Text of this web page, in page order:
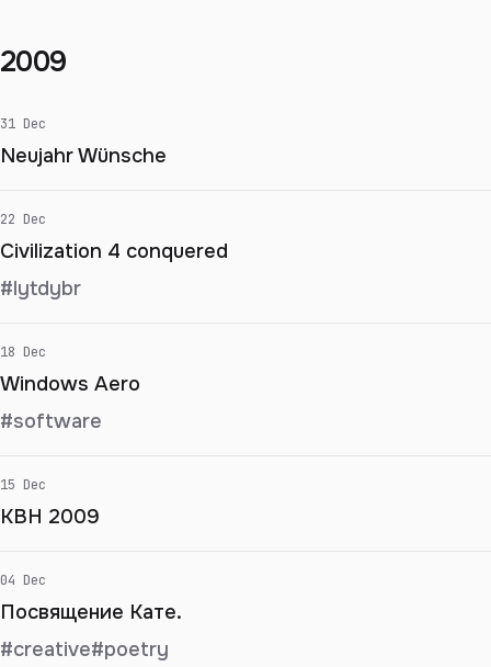
2009
31 Dec
Neujahr Wünsche
22 Dec
Civilization 4 conquered
#lytdybr
18 Dec
Windows Aero
#software
15 Dec
КВН 2009
04 Dec
Посвящение Кате.
#creative#poetry